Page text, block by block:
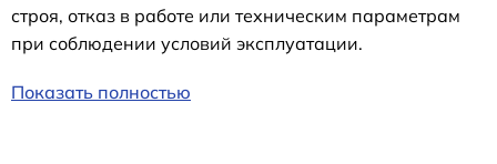
строя, отказ в работе или техническим параметрам
при соблюдении условий эксплуатации.
Показать полностью